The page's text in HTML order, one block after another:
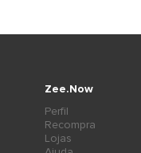
Zee.Now
Perfil
Recompra
Lojas